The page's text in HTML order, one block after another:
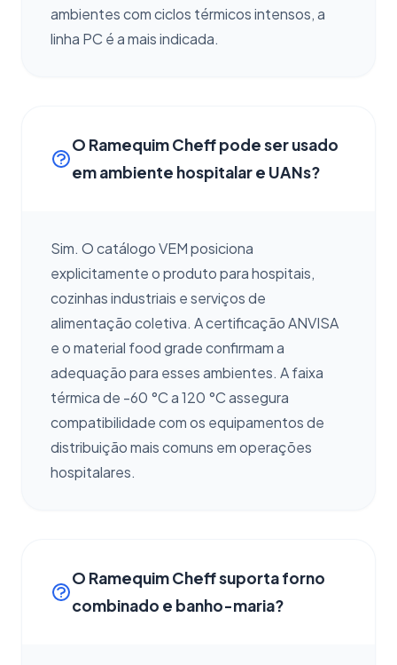
ambientes com ciclos térmicos intensos, a
linha PC é a mais indicada.
O Ramequim Cheff pode ser usado
em ambiente hospitalar e UANs?
Sim. O catálogo VEM posiciona
explicitamente o produto para hospitais,
cozinhas industriais e serviços de
alimentação coletiva. A certificação ANVISA
e o material food grade confirmam a
adequação para esses ambientes. A faixa
térmica de -60 °C a 120 °C assegura
compatibilidade com os equipamentos de
distribuição mais comuns em operações
hospitalares.
O Ramequim Cheff suporta forno
combinado e banho-maria?